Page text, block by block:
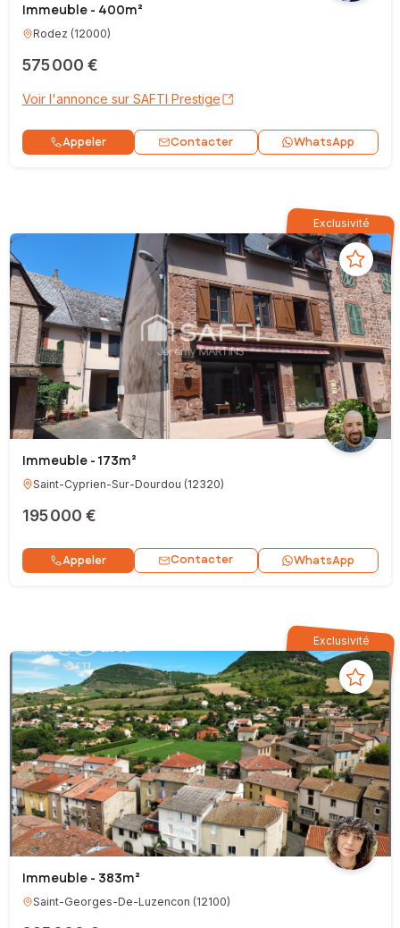
Immeuble - 400m²
Rodez (12000)
575 000 €
Voir l'annonce sur SAFTI Prestige
Appeler Contacter WhatsApp
Exclusivité
Immeuble - 173m²
Saint-Cyprien-Sur-Dourdou (12320)
195 000 €
Appeler Contacter WhatsApp
Exclusivité
Immeuble - 383m²
Saint-Georges-De-Luzencon (12100)